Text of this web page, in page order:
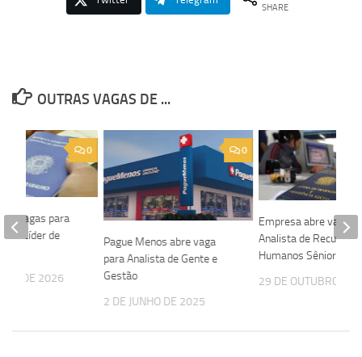
SHARE
OUTRAS VAGAS DE ...
0
Pague Menos abre vaga
para Analista de Gente e
Gestão
2 DE JUNHO DE 2025
Empresa abre vaga
Analista de Recursos
Humanos Sênior
29 DE OUTUBRO DE
0
vagas para
e Líder de
DE 2026